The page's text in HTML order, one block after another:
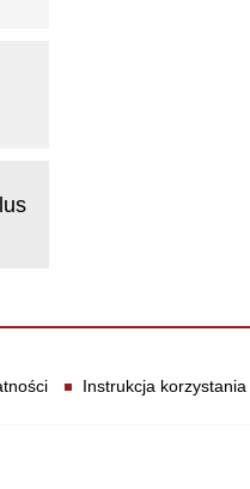
Instrukcja korzystania